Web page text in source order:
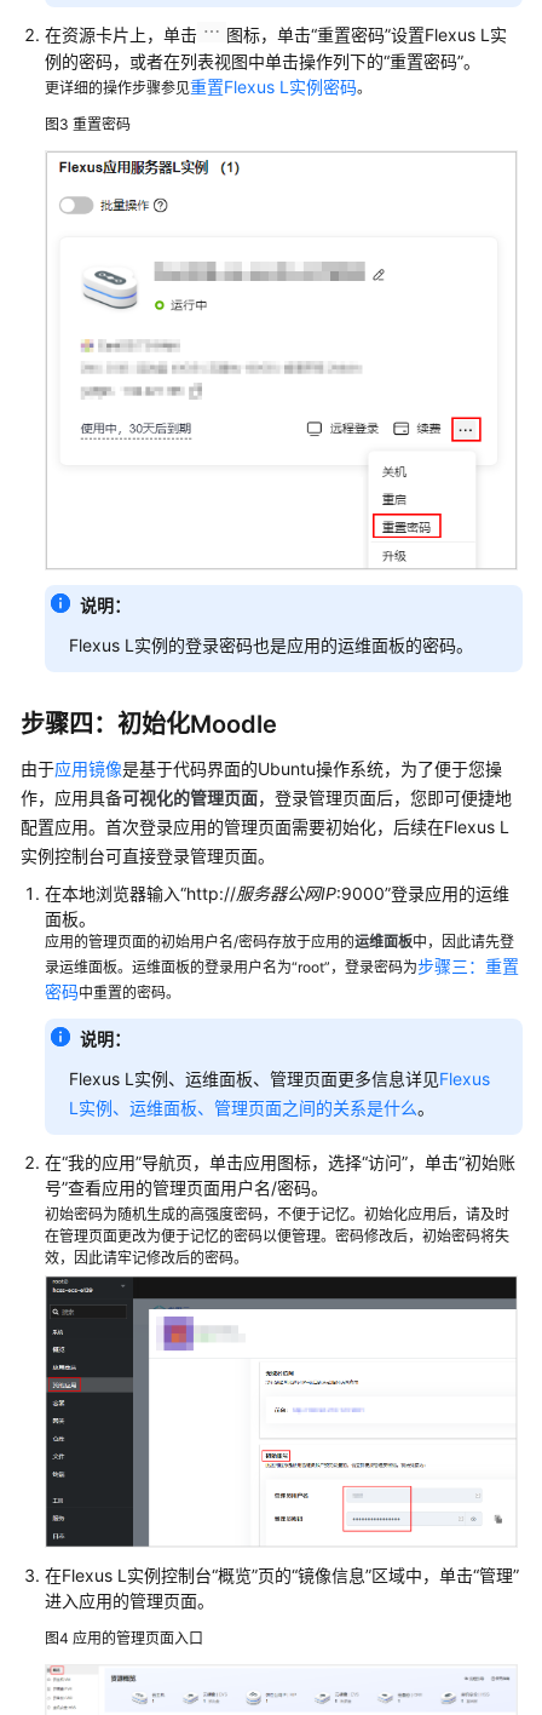
在资源卡片上，单击 图标，单击“重置密码”设置Flexus L实
例的密码，或者在列表视图中单击操作列下的“重置密码”。
更详细的操作步骤参见重置Flexus L实例密码。
图3 重置密码
说明：
Flexus L实例的登录密码也是应用的运维面板的密码。
步骤四：初始化Moodle
由于应用镜像是基于代码界面的Ubuntu操作系统，为了便于您操
作，应用具备可视化的管理页面，登录管理页面后，您即可便捷地
配置应用。首次登录应用的管理页面需要初始化，后续在Flexus L
实例控制台可直接登录管理页面。
在本地浏览器输入“http://服务器公网IP:9000”登录应用的运维
面板。
应用的管理页面的初始用户名/密码存放于应用的运维面板中，因此请先登
录运维面板。运维面板的登录用户名为“root”，登录密码为步骤三：重置
密码中重置的密码。
说明：
Flexus L实例、运维面板、管理页面更多信息详见Flexus
L实例、运维面板、管理页面之间的关系是什么。
在“我的应用”导航页，单击应用图标，选择“访问”，单击“初始账
号”查看应用的管理页面用户名/密码。
初始密码为随机生成的高强度密码，不便于记忆。初始化应用后，请及时
在管理页面更改为便于记忆的密码以便管理。密码修改后，初始密码将失
效，因此请牢记修改后的密码。
在Flexus L实例控制台“概览”页的“镜像信息”区域中，单击“管理”
进入应用的管理页面。
图4 应用的管理页面入口